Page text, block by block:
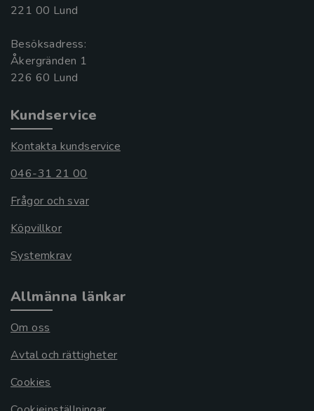
221 00 Lund
Besöksadress:
Åkergränden 1
Kundservice
Kontakta kundservice
046-31 21 00
Frågor och svar
Köpvillkor
Systemkrav
Allmänna länkar
Om oss
Avtal och rättigheter
Cookies